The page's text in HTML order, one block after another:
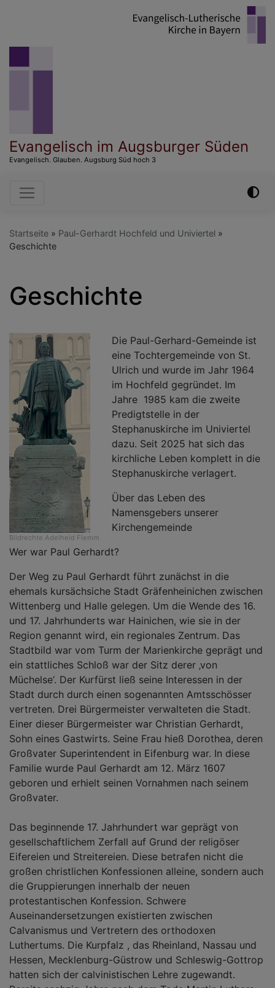
Evangelisch im Augsburger Süden
Evangelisch. Glauben. Augsburg Süd hoch 3
Hauptnavigation
Startseite
Paul-Gerhardt Hochfeld und Univiertel
Geschichte
Geschichte
Bildrechte Adelheid Flemm
Die Paul-Gerhard-Gemeinde ist
eine Tochtergemeinde von St.
Ulrich und wurde im Jahr 1964
im Hochfeld gegründet. Im
Jahre 1985 kam die zweite
Predigtstelle in der
Stephanuskirche im Univiertel
dazu. Seit 2025 hat sich das
kirchliche Leben komplett in die
Stephanuskirche verlagert.
Über das Leben des
Namensgebers unserer
Kirchengemeinde
Wer war Paul Gerhardt?
Der Weg zu Paul Gerhardt führt zunächst in die
ehemals kursächsiche Stadt Gräfenheinichen zwischen
Wittenberg und Halle gelegen. Um die Wende des 16.
und 17. Jahrhunderts war Hainichen, wie sie in der
Region genannt wird, ein regionales Zentrum. Das
Stadtbild war vom Turm der Marienkirche geprägt und
ein stattliches Schloß war der Sitz derer ‚von
Müchelse‘. Der Kurfürst ließ seine Interessen in der
Stadt durch durch einen sogenannten Amtsschösser
vertreten. Drei Bürgermeister verwalteten die Stadt.
Einer dieser Bürgermeister war Christian Gerhardt,
Sohn eines Gastwirts. Seine Frau hieß Dorothea, deren
Großvater Superintendent in Eifenburg war. In diese
Familie wurde Paul Gerhardt am 12. März 1607
geboren und erhielt seinen Vornahmen nach seinem
Großvater.
Das beginnende 17. Jahrhundert war geprägt von
gesellschaftlichem Zerfall auf Grund der religöser
Eifereien und Streitereien. Diese betrafen nicht die
großen christlichen Konfessionen alleine, sondern auch
die Gruppierungen innerhalb der neuen
protestantischen Konfession. Schwere
Auseinandersetzungen existierten zwischen
Calvanismus und Vertretern des orthodoxen
Luthertums. Die Kurpfalz , das Rheinland, Nassau und
Hessen, Mecklenburg-Güstrow und Schleswig-Gottrop
hatten sich der calvinistischen Lehre zugewandt.